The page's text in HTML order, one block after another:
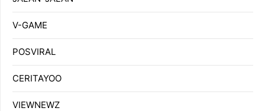
V-GAME
POSVIRAL
CERITAYOO
VIEWNEWZ